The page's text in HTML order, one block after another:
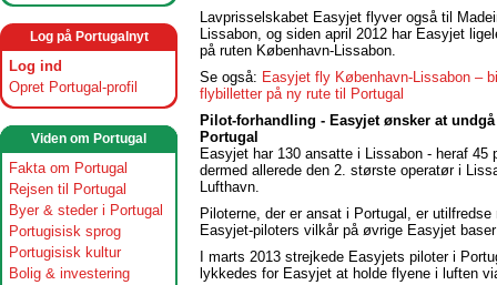
Log på Portugalnyt
Log ind
Opret Portugal-profil
Viden om Portugal
Fakta om Portugal
Rejsen til Portugal
Byer & steder i Portugal
Portugisisk sprog
Portugisisk kultur
Bolig & investering
Lavprisselskabet Easyjet flyver også til
Lissabon, og siden april 2012 har Easyjet
på ruten København-Lissabon.
Se også: Easyjet fly København-Lissabon –
flybilletter på ny rute til Portugal
Pilot-forhandling - Easyjet ønsker at
Portugal
Easyjet har 130 ansatte i Lissabon - heraf 45
dermed allerede den 2. største operatør i
Lufthavn.
Piloterne, der er ansat i Portugal, er
Easyjet-piloters vilkår på øvrige Easyjet
I marts 2013 strejkede Easyjets piloter i
lykkedes for Easyjet at holde flyene i luften